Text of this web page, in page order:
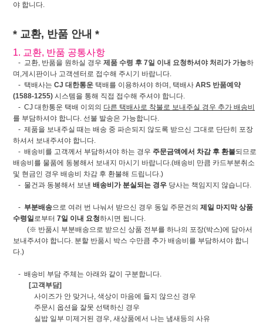
야 합니다.
* 교환, 반품 안내 *
1. 교환, 반품 공통사항
- 교환, 반품을 원하실 경우 제품 수령 후 7일 이내 요청하셔야 처리가 가능하
며,게시판이나 고객센터로 접수해 주시기 바랍니다.
- 택배사는 CJ 대한통운 택배를 이용하셔야 하며, 택배사 ARS 반품예약
(1588-1255) 시스템을 통해 직접 접수해 주셔야 합니다.
- CJ 대한통운 택배 이외의 다른 택배사로 착불로 보내주실 경우 추가 배송비
를 부담하셔야 합니다. 선불 발송은 가능합니다.
- 제품을 보내주실 때는 배송 중 파손되지 않도록 받으신 그대로 단단히 포장
하셔서 보내주셔야 합니다.
- 배송비를 고객께서 부담하셔야 하는 경우 주문금액에서 차감 후 환불되므로
배송비를 물품에 동봉해서 보내지 마시기 바랍니다.(배송비 만큼 카드부분취소
및 현금인 경우 배송비 차감 후 환불해 드립니다.)
- 물건과 동봉해서 보낸 배송비가 분실되는 경우 당사는 책임지지 않습니다.
- 부분배송으로 여러 번 나눠서 받으신 경우 동일 주문건의 제일 마지막 상품
수령일로부터 7일 이내 요청하시면 됩니다.
(※ 반품시 부분배송으로 받으신 상품 전부를 하나의 포장(박스)에 담아서
보내주셔야 합니다. 분할 반품시 박스 수만큼 추가 배송비를 부담하셔야 합니
다.)
- 배송비 부담 주체는 아래와 같이 구분합니다.
[고객부담]
사이즈가 안 맞거나, 색상이 마음에 들지 않으신 경우
주문시 옵션을 잘못 선택하신 경우
실밥 일부 미제거된 경우, 새상품에서 나는 냄새등의 사유